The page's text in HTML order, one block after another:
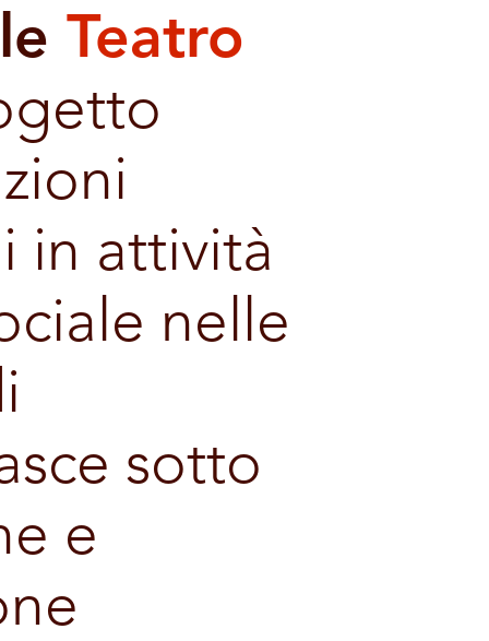
Teatro
in attività
nelle
sotto
e